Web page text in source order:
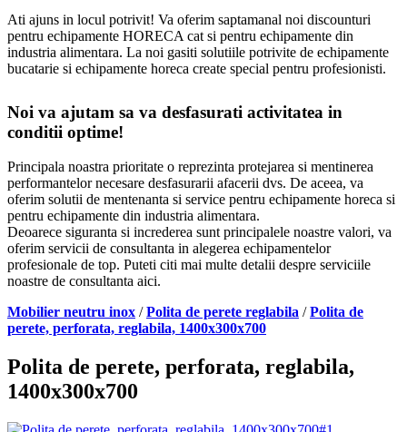
Ati ajuns in locul potrivit! Va oferim saptamanal noi discounturi
pentru echipamente HORECA cat si pentru echipamente din
industria alimentara. La noi gasiti solutiile potrivite de echipamente
bucatarie si echipamente horeca create special pentru profesionisti.
Noi va ajutam sa va desfasurati activitatea in
conditii optime!
Principala noastra prioritate o reprezinta protejarea si mentinerea
performantelor necesare desfasurarii afacerii dvs. De aceea, va
oferim solutii de mentenanta si service pentru echipamente horeca si
pentru echipamente din industria alimentara.
Deoarece siguranta si increderea sunt principalele noastre valori, va
oferim servicii de consultanta in alegerea echipamentelor
profesionale de top. Puteti citi mai multe detalii despre serviciile
noastre de consultanta aici.
Mobilier neutru inox /Polita de perete reglabila /Polita de
perete, perforata, reglabila, 1400x300x700
Polita de perete, perforata, reglabila,
1400x300x700